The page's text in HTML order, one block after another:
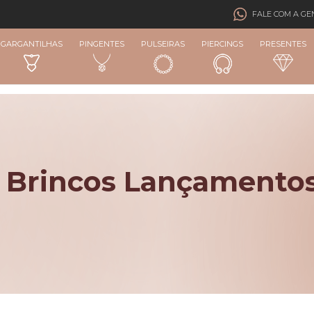
FALE COM A
GARGANTILHAS PINGENTES PULSEIRAS PIERCINGS PRESENTES
Brincos